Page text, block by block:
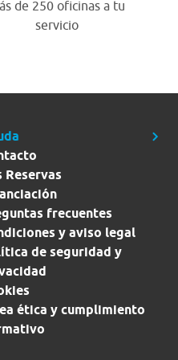
de 250 oficinas a tu
servicio
Reservas
frecuentes
y aviso legal
de seguridad y
ética y cumplimiento